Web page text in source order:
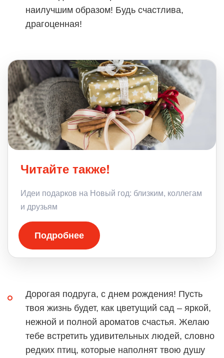
наилучшим образом! Будь счастлива,
драгоценная!
Читайте также!
Идеи подарков на Новый год: близким, коллегам
и друзьям
Подробнее
Дорогая подруга, с днем рождения! Пусть
твоя жизнь будет, как цветущий сад – яркой,
нежной и полной ароматов счастья. Желаю
тебе встретить удивительных людей, словно
редких птиц, которые наполнят твою душу